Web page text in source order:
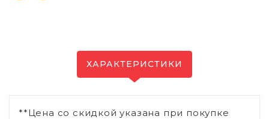
ХАРАКТЕРИСТИКИ
**Цена со скидкой указана при покупке